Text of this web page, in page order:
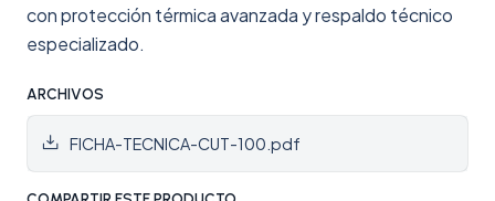
con protección térmica avanzada y respaldo técnico
especializado.
ARCHIVOS
FICHA-TECNICA-CUT-100.pdf